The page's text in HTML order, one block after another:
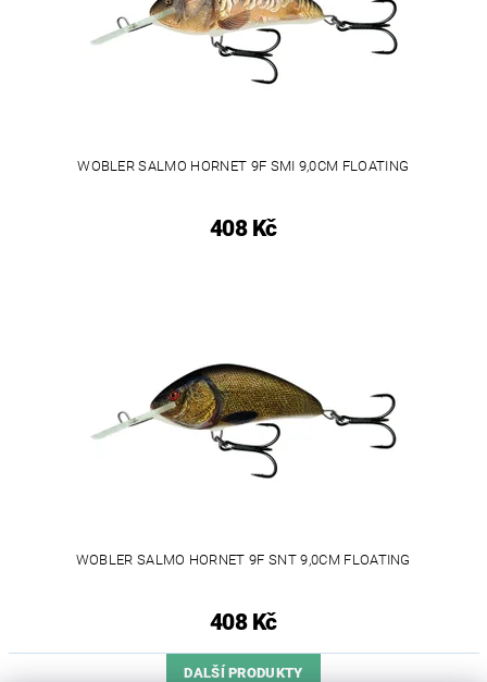
WOBLER SALMO HORNET 9F SMI 9,0CM FLOATING
408 Kč
WOBLER SALMO HORNET 9F SNT 9,0CM FLOATING
408 Kč
DALŠÍ PRODUKTY